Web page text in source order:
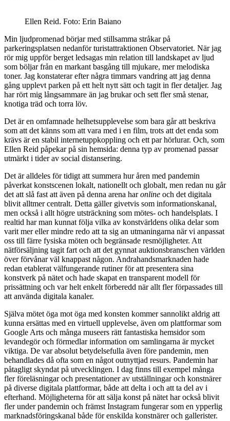
Ellen Reid. Foto: Erin Baiano
Min ljudpromenad börjar med stillsamma stråkar på
parkeringsplatsen nedanför turistattraktionen Observatoriet. När jag
rör mig uppför berget ledsagas min relation till landskapet av ljud
som böljar från en markant basgång till mjukare, mer melodiska
toner. Jag konstaterar efter några timmars vandring att jag denna
gång upplevt parken på ett helt nytt sätt och tagit in fler detaljer. Jag
har rört mig långsammare än jag brukar och sett fler små stenar,
knotiga träd och torra löv.
Det är en omfamnade helhetsupplevelse som bara går att beskriva
som att det känns som att vara med i en film, trots att det enda som
krävs är en stabil internetuppkoppling och ett par hörlurar. Och, som
Ellen Reid påpekar på sin hemsida: denna typ av promenad passar
utmärkt i tider av social distansering.
Det är alldeles för tidigtatt summera hur åren med pandemin
påverkat konstscenen lokalt, nationellt och globalt, men redan nu går
det att slå fast att även på denna arena haronline och det digitala
blivit alltmer centralt. Detta gäller givetvis som informationskanal,
men också i allt högre utsträckning som mötes- och handelsplats. I
realtid har man kunnat följa vilka av konstvärldens olika delar som
varit mer eller mindre redo att ta sig an utmaningarna när vi anpassat
oss till färre fysiska möten och begränsade resmöjligheter. Att
nätförsäljning tagit fart och att det gynnat auktionsbranschen världen
över förvånar väl knappast någon. Andrahandsmarknaden hade
redan etablerat välfungerande rutiner för att presentera sina
konstverk på nätet och hade skapat en transparent modell för
prissättning och var helt enkelt förberedd när allt fler förpassades till
att använda digitala kanaler.
Själva mötet öga mot öga med konsten kommer sannolikt aldrig att
kunna ersättas med en virtuell upplevelse, även om plattformar som
Google Arts och många museers rätt fantastiska hemsidor som
levandegör och förmedlar information om samlingarna är mycket
viktiga. De var absolut betydelsefulla även före pandemin, men
behandlades då ofta som en något outnyttjad resurs. Pandemin har
påtagligt skyndat på utvecklingen. I dag finns till exempel många
fler föreläsningar och presentationer av utställningar och konstnärer
på diverse digitala plattformar, både att delta i och att ta del av i
efterhand. Möjligheterna för att sälja konst på nätet har också blivit
fler under pandemin och främst Instagram fungerar som en ypperlig
marknadsföringskanal både för enskilda konstnärer och gallerister.